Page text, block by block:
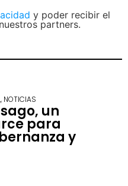
y poder recibir el
partners.
, NOTICIAS
un
para
y